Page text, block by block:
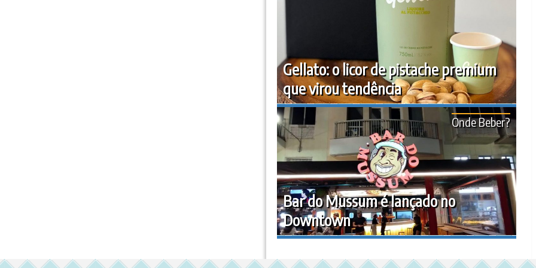
Gellato: o licor de pistache premium
que virou tendência
Bar do Mussum é lançado no
Downtown
Onde Beber?